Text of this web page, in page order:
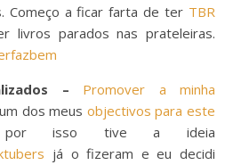
Começo a ficar farta de ter TBR
parados nas prateleiras.
– Promover a minha
dos meus objectivos para este
isso tive a ideia
já o fizeram e eu decidi